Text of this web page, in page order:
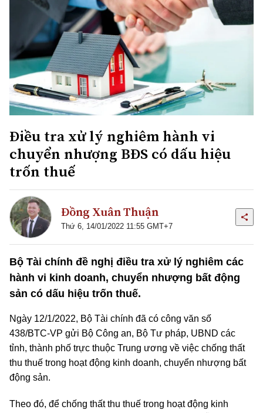
Điều tra xử lý nghiêm hành vi
chuyển nhượng BĐS có dấu hiệu
trốn thuế
Đồng Xuân Thuận
Thứ 6, 14/01/2022 11:55 GMT+7
Bộ Tài chính đề nghị điều tra xử lý nghiêm các
hành vi kinh doanh, chuyển nhượng bất động
sản có dấu hiệu trốn thuế.
Ngày 12/1/2022, Bộ Tài chính đã có công văn số
438/BTC-VP gửi Bộ Công an, Bộ Tư pháp, UBND các
tỉnh, thành phố trực thuộc Trung ương về việc chống thất
thu thuế trong hoạt động kinh doanh, chuyển nhượng bất
động sản.
Theo đó, để chống thất thu thuế trong hoạt động kinh